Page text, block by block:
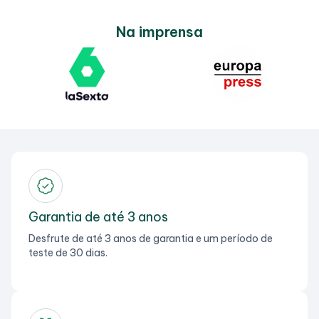
Na imprensa
Garantia de até 3 anos
Desfrute de até 3 anos de garantia e um período de
teste de 30 dias.